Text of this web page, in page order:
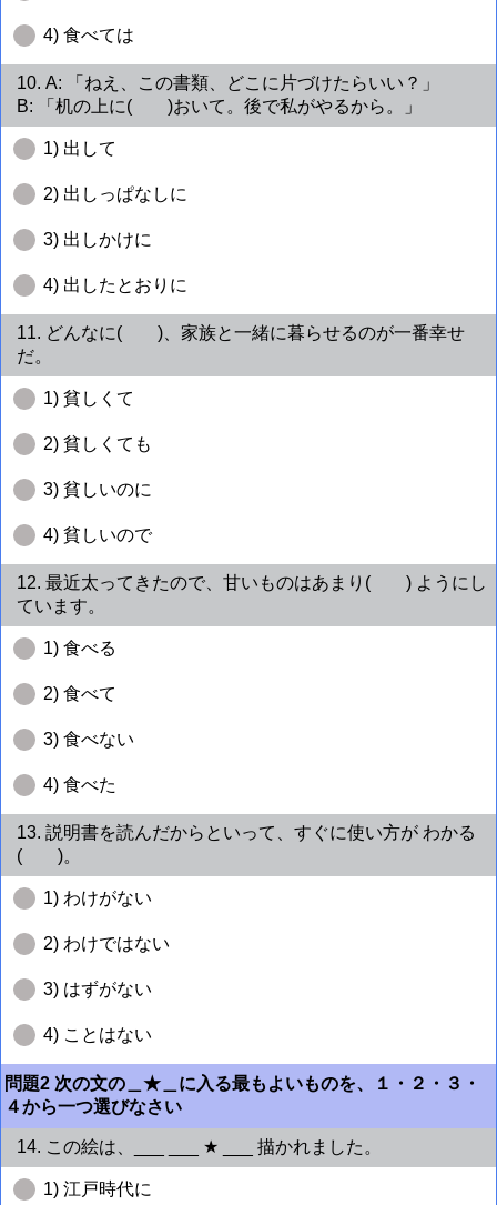
4) 食べては
10. A: 「ねえ、この書類、どこに片づけたらいい？」
B: 「机の上に( )おいて。後で私がやるから。」
1) 出して
2) 出しっぱなしに
3) 出しかけに
4) 出したとおりに
11. どんなに( )、家族と一緒に暮らせるのが一番幸せ
だ。
1) 貧しくて
2) 貧しくても
3) 貧しいのに
4) 貧しいので
12. 最近太ってきたので、甘いものはあまり( ) ようにし
ています。
1) 食べる
2) 食べて
3) 食べない
4) 食べた
13. 説明書を読んだからといって、すぐに使い方が わかる
( )。
1) わけがない
2) わけではない
3) はずがない
4) ことはない
問題2 次の文の＿★＿に入る最もよいものを、１・２・３・
４から一つ選びなさい
14. この絵は、___ ___ ★ ___ 描かれました。
1) 江戸時代に